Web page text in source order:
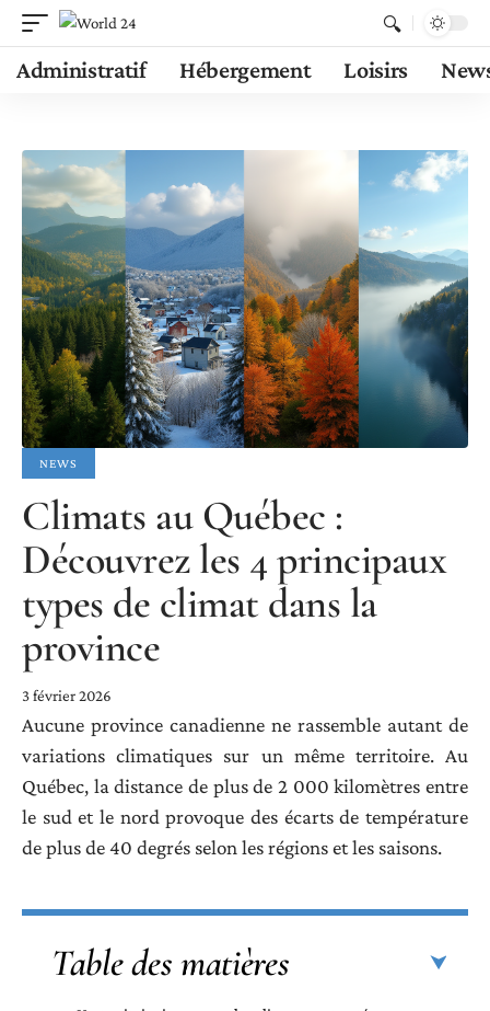
Administratif Hébergement Loisirs
NEWS
Climats au Québec :
Découvrez les 4 principaux
types de climat dans la
province
3 février 2026
Aucune province canadienne ne rassemble autant de
variations climatiques sur un même territoire. Au
Québec, la distance de plus de 2 000 kilomètres entre
le sud et le nord provoque des écarts de température
de plus de 40 degrés selon les régions et les saisons.
Table des matières